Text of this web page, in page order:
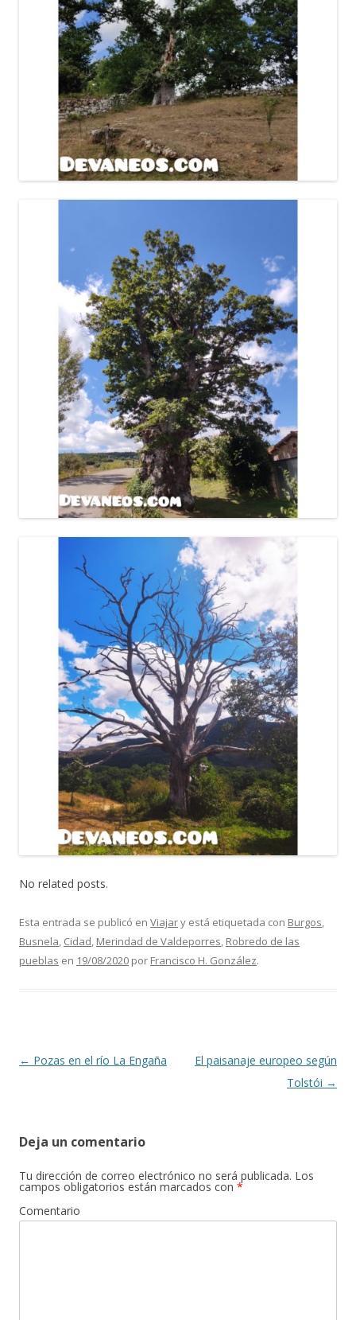
No related posts.
Esta entrada se publicó en Viajary está etiquetada con Burgos,
Busnela, Cidad, Merindad de Valdeporres, Robredo de las
pueblas en 19/08/2020 por Francisco H. González.
Navegación de entradas
← Pozas en el río La Engaña
El paisanaje europeo según
Tolstói →
Deja un comentario
Tu dirección de correo electrónico no será publicada. Los
campos obligatorios están marcados con *
Comentario